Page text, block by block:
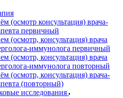
(осмотр консультация) врача-
первичный
(осмотр, консультация) врача
иммунолога первичный
(осмотр, консультация) врача
иммунолога повторный
(осмотр, консультация) врача-
(повторный)
исследования